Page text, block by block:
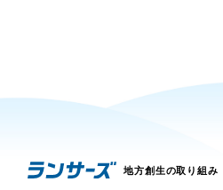
地方創生の取り組み